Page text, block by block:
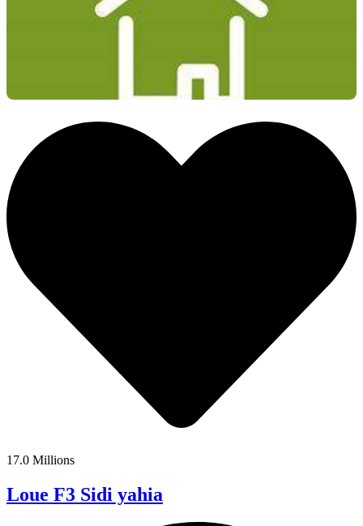
17.0 Millions
Loue F3 Sidi yahia